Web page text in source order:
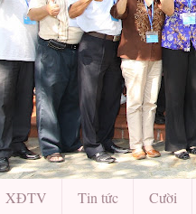
XĐTV Tin tức Cười